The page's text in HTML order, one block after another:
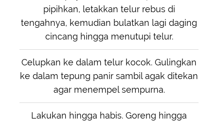
pipihkan, letakkan telur rebus di
tengahnya, kemudian bulatkan lagi daging
cincang hingga menutupi telur.
Celupkan ke dalam telur kocok. Gulingkan
ke dalam tepung panir sambil agak ditekan
agar menempel sempurna.
Lakukan hingga habis. Goreng hingga